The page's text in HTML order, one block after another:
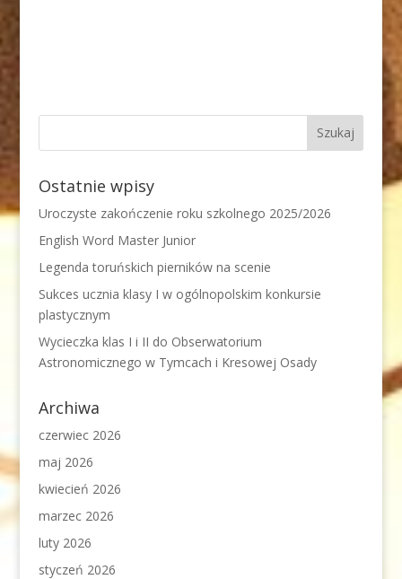
Ostatnie wpisy
Uroczyste zakończenie roku szkolnego 2025/2026
English Word Master Junior
Legenda toruńskich pierników na scenie
Sukces ucznia klasy I w ogólnopolskim konkursie
plastycznym
Wycieczka klas I i II do Obserwatorium
Astronomicznego w Tymcach i Kresowej Osady
Archiwa
czerwiec 2026
maj 2026
kwiecień 2026
marzec 2026
luty 2026
styczeń 2026